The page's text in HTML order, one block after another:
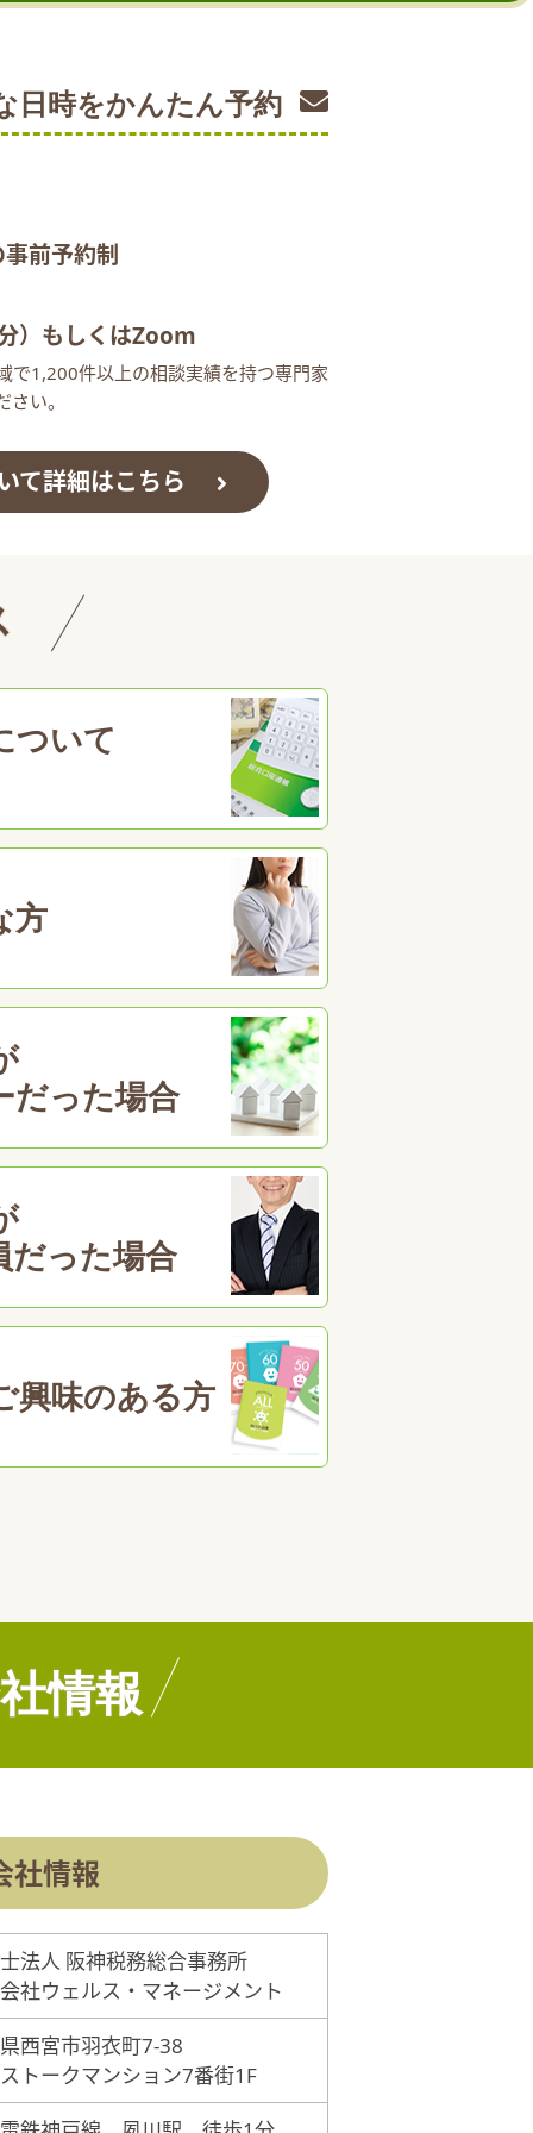
日時をかんたん予約
前予約制
もしくはZoom
で1,200件以上の相談実績を持つ専門家
い。
て詳細はこちら
ついて
方
だった場合
だった場合
興味のある方
情報
社情報
法人 阪神税務総合事務所
社ウェルス・マネージメント
西宮市羽衣町7-38
トークマンション7番街1F